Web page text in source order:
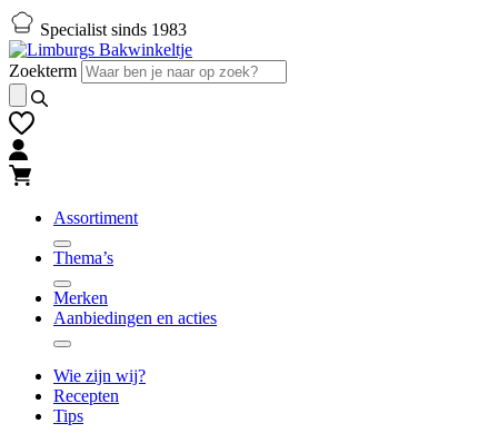
Naar
hoofd-
inhoud
gaan
Naar
footer
gaan
Specialist sinds 1983
Zoekterm
Assortiment
Thema’s
Merken
Aanbiedingen en acties
Wie zijn wij?
Recepten
Tips